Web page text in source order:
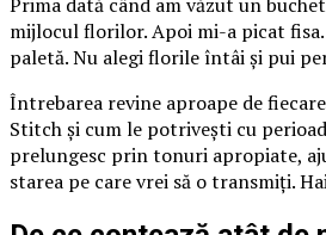
mijlocul florilor. Apoi mi-a picat
paletă. Nu alegi florile întâi și pui
Întrebarea revine aproape de
Stitch și cum le potrivești cu
prelungesc prin tonuri apropiate,
starea pe care vrei să o transmiți.